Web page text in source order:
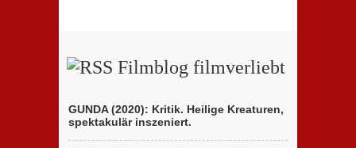
Filmblog filmverliebt
GUNDA (2020): Kritik. Heilige Kreaturen,
spektakulär inszeniert.